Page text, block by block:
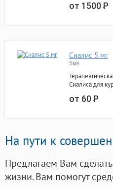
от 1500Р
Сиалис 5 мг
5мг
Сиалиса для
от 60Р
На пути к
Предлагаем Вам
жизни. Вам помогут